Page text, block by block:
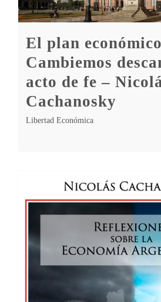
El plan
Cambiemos
acto de fe –
Cachanosky
Libertad Económica